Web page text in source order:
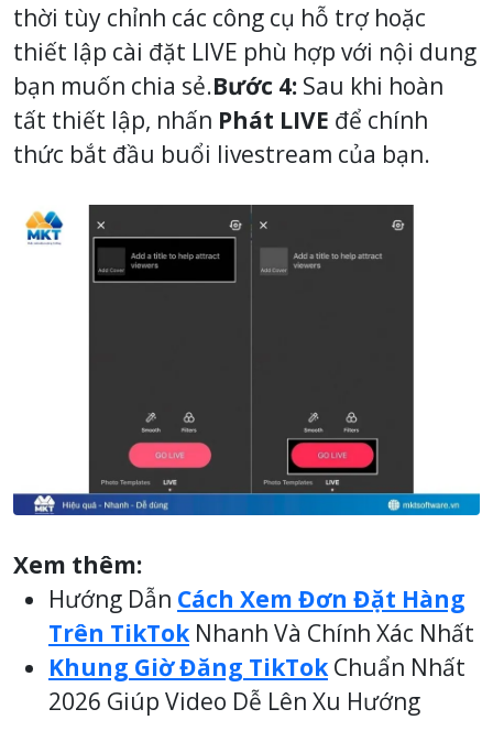
thời tùy chỉnh các công cụ hỗ trợ hoặc
thiết lập cài đặt LIVE phù hợp với nội dung
bạn muốn chia sẻ.Bước 4: Sau khi hoàn
tất thiết lập, nhấn Phát LIVE để chính
thức bắt đầu buổi livestream của bạn.
Xem thêm:
Hướng Dẫn Cách Xem Đơn Đặt Hàng
Trên TikTokNhanh Và Chính Xác Nhất
Khung Giờ Đăng TikTokChuẩn Nhất
2026 Giúp Video Dễ Lên Xu Hướng